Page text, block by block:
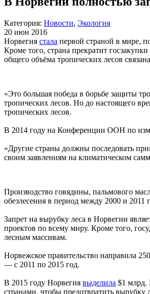
Категория: Новости, Экология
20 июн 2016
Норвегия стала первой страной в мире,
Кроме того, страна прекратит
общего объёма тропических лесов
«Это большая победа в борьбе защиты
тропических лесов. Но до настоящего
тропических лесов.
В 2014 году на Конференции ООН по
«Другие страны должны последовать
своим заявлениям на климатическом
Производство говядины, пальмового
обезлесения в период между 2000 и 2011
Запрет на вырубку леса в Норвегии
проектов по всему миру. Кроме того,
лесным массивам.
Норвежское правительство направила
— с 2011 по 2015 год.
В 2015 году Норвегия выделила $1 млрд.
странами, чтобы предотвратить вырубку